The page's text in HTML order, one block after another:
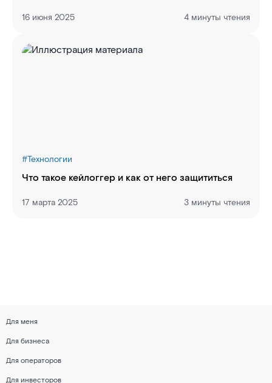
16 июня 2025 4 минуты чтения
#Технологии
Что такое кейлоггер и как от него защититься
17 марта 2025 3 минуты чтения
Для меня
Для бизнеса
Для операторов
Для инвесторов